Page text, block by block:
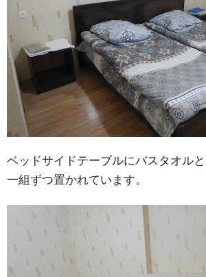
ベッドサイドテーブルにバスタオル
一組ずつ置かれています。